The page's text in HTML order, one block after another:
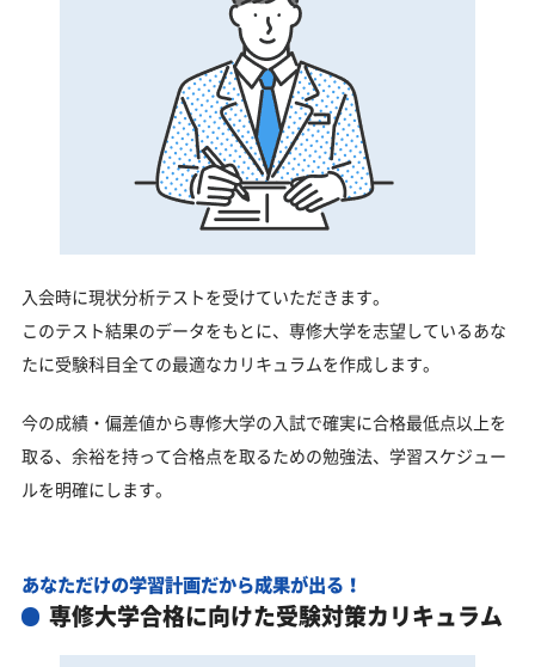
入会時に現状分析テストを受けていただきます。
このテスト結果のデータをもとに、専修大学を志望しているあな
たに受験科目全ての最適なカリキュラムを作成します。
今の成績・偏差値から専修大学の入試で確実に合格最低点以上を
取る、余裕を持って合格点を取るための勉強法、学習スケジュー
ルを明確にします。
あなただけの学習計画だから成果が出る！
専修大学合格に向けた受験対策カリキュラム